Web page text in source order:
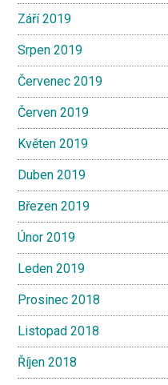
Září 2019
Srpen 2019
Červenec 2019
Červen 2019
Květen 2019
Duben 2019
Březen 2019
Únor 2019
Leden 2019
Prosinec 2018
Listopad 2018
Říjen 2018